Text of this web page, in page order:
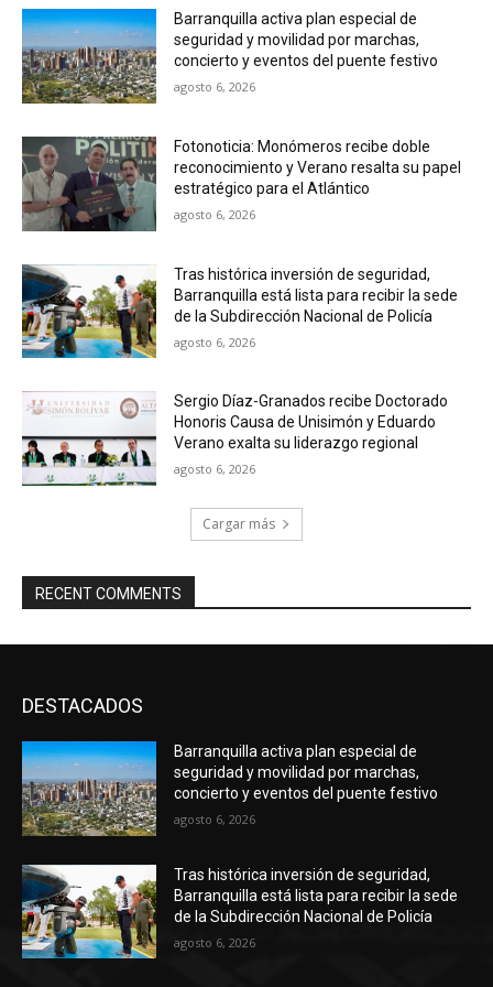
Barranquilla activa plan especial de
seguridad y movilidad por marchas,
concierto y eventos del puente festivo
agosto 6, 2026
Fotonoticia: Monómeros recibe doble
reconocimiento y Verano resalta su papel
estratégico para el Atlántico
agosto 6, 2026
Tras histórica inversión de seguridad,
Barranquilla está lista para recibir la sede
de la Subdirección Nacional de Policía
agosto 6, 2026
Sergio Díaz-Granados recibe Doctorado
Honoris Causa de Unisimón y Eduardo
Verano exalta su liderazgo regional
agosto 6, 2026
Cargar más
RECENT COMMENTS
DESTACADOS
Barranquilla activa plan especial de
seguridad y movilidad por marchas,
concierto y eventos del puente festivo
agosto 6, 2026
Tras histórica inversión de seguridad,
Barranquilla está lista para recibir la sede
de la Subdirección Nacional de Policía
agosto 6, 2026